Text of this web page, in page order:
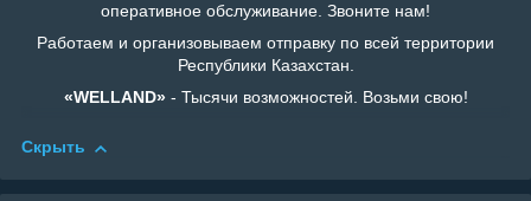
оперативное обслуживание. Звоните нам!
Работаем и организовываем отправку по всей территории
Республики Казахстан.
«WELLAND»- Тысячи возможностей. Возьми свою!
Скрыть